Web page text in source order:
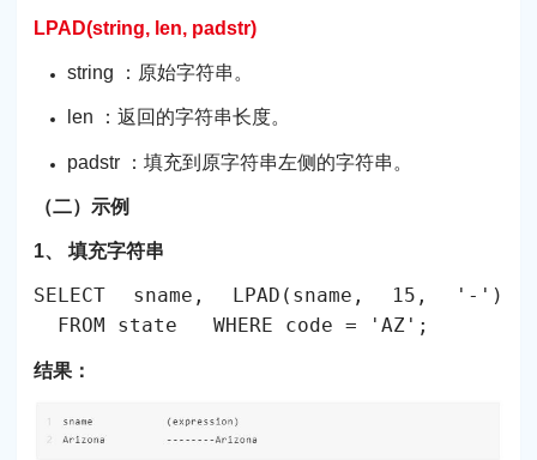
LPAD(string, len, padstr)
string ：原始字符串。
len ：返回的字符串长度。
padstr ：填充到原字符串左侧的字符串。
（二）示例
1、 填充字符串
SELECT sname, LPAD(sname, 15, '-')
FROM state WHERE code = 'AZ';
结果：